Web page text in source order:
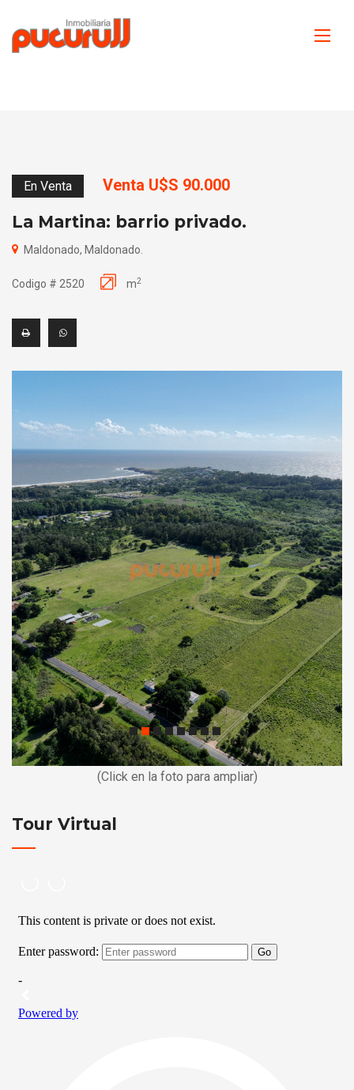
En Venta Venta U$S 90.000
La Martina: barrio privado.
Maldonado, Maldonado.
Codigo # 2520 m2
(Click en la foto para ampliar)
Tour Virtual